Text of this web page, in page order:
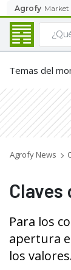
Agrofy Market
Temas del
Agrofy News
Claves
Para los
apertura
los